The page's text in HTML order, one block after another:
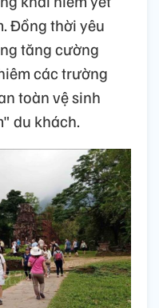
Đồng thời yêu
tăng cường
các trường
toàn vệ sinh
du khách.